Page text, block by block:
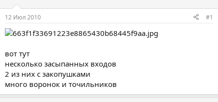
т
е
м
ы
а
л
12 Июл 2010 #1
вот тут
несколько засыпанных входов
2 из них с закопушками
много воронок и точильников